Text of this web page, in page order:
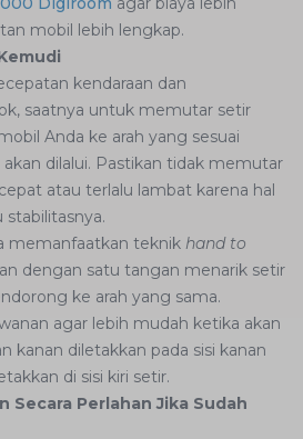
mobil lebih lengkap.
kendaraan dan
saatnya untuk memutar setir
Anda ke arah yang sesuai
dilalui. Pastikan tidak memutar
atau terlalu lambat karena hal
memanfaatkan teknik hand to
dengan satu tangan menarik setir
ke arah yang sama.
agar lebih mudah ketika akan
kanan diletakkan pada sisi kanan
di sisi kiri setir.
Secara Perlahan Jika Sudah